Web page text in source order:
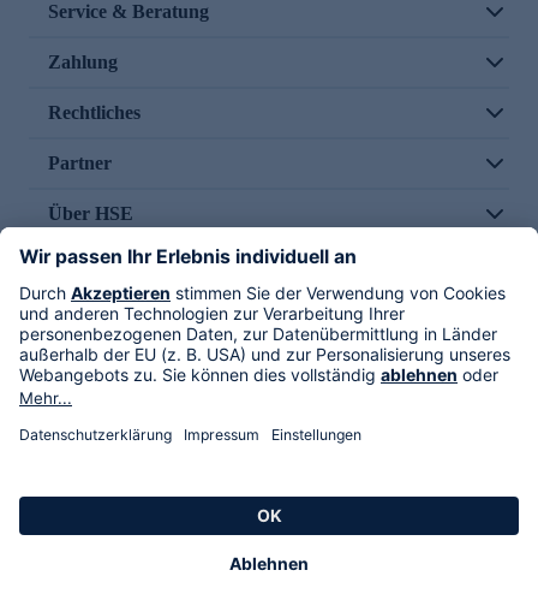
Service & Beratung
Zahlung
Rechtliches
Partner
Über HSE
Im TV
HSE International